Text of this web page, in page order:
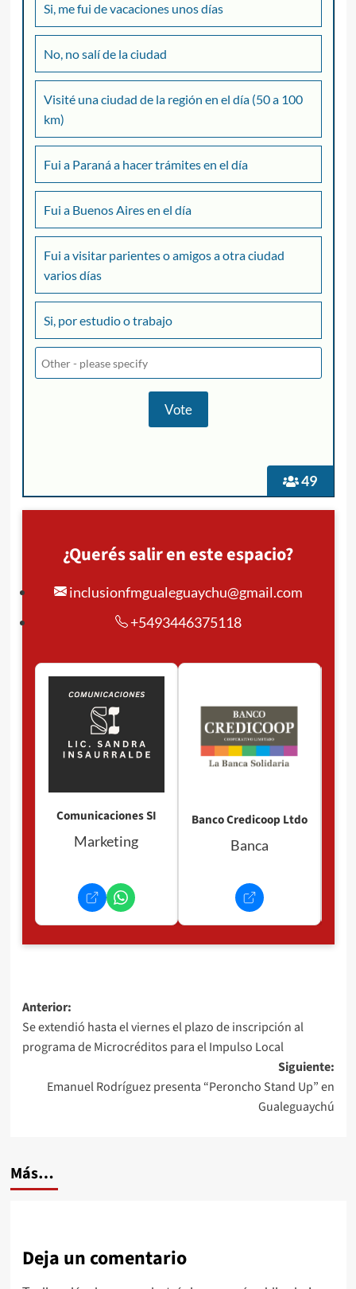
49
Si, me fui de vacaciones unos días
No, no salí de la ciudad
Visité una ciudad de la región en el día (50 a 100
km)
Fui a Paraná a hacer trámites en el día
Fui a Buenos Aires en el día
Fui a visitar parientes o amigos a otra ciudad
varios días
Si, por estudio o trabajo
¿Querés salir en este espacio?
inclusionfmgualeguaychu@gmail.com
+5493446375118
Comunicaciones SI
Marketing
Banco Credicoop Ltdo
Banca
Navegación
de
entradas
Anterior:
Se extendió hasta el viernes el plazo de inscripción al
programa de Microcréditos para el Impulso Local
Siguiente:
Emanuel Rodríguez presenta “Peroncho Stand Up” en
Gualeguaychú
Más…
Deja un comentario